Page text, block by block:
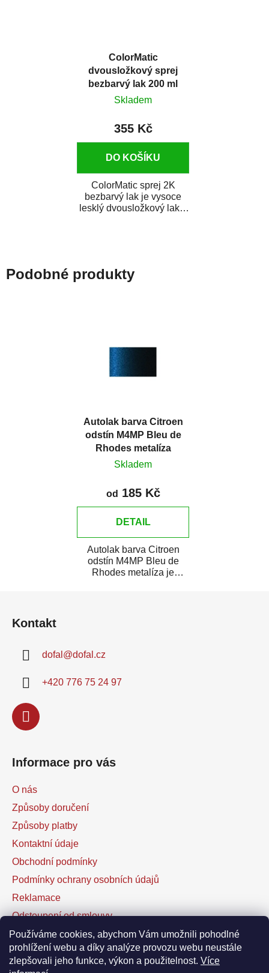
Používáme cookies, abychom Vám umožnili pohodlné
prohlížení webu a díky analýze provozu webu neustále
zlepšovali jeho funkce, výkon a použitelnost. Více
ColorMatic
dvousložkový sprej
bezbarvý lak 200 ml
Skladem
355 Kč
DO KOŠÍKU
ColorMatic sprej 2K
bezbarvý lak je vysoce
lesklý dvousložkový lak s
Podobné produkty
Autolak barva Citroen
odstín M4MP Bleu de
Rhodes metalíza
Skladem
od 185 Kč
DETAIL
Autolak barva Citroen
odstín M4MP Bleu de
Rhodes metalíza je
Kontakt
dofal @dofal.cz
+420 776 75 24 97
Informace pro vás
O nás
Způsoby doručení
Způsoby platby
Kontaktní údaje
Obchodní podmínky
Podmínky ochrany osobních údajů
Reklamace
Odstoupení od smlouvy
Kontaktní formulář